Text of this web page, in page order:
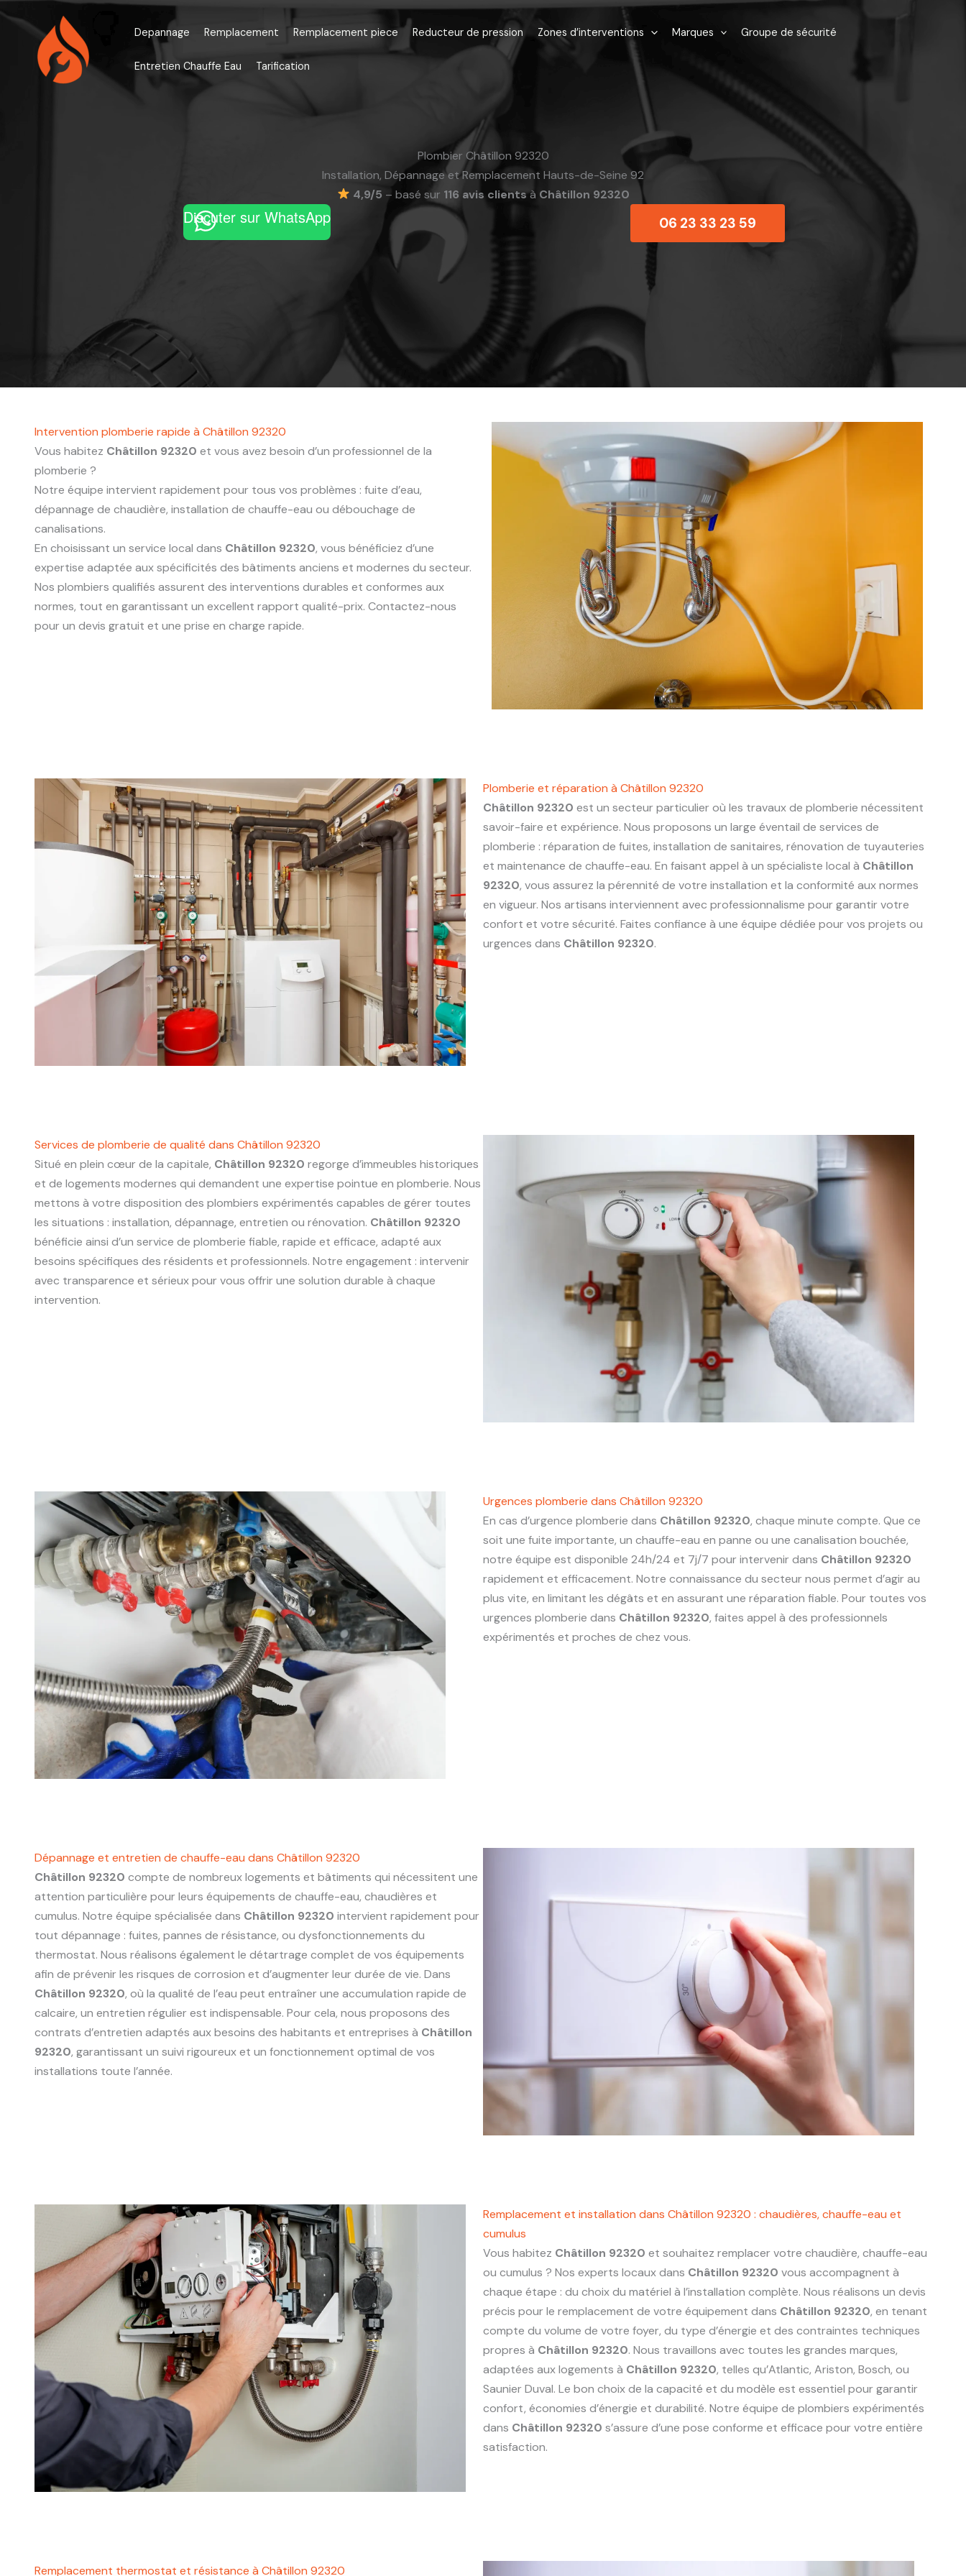
Aller
contenu
Depannage Remplacement Remplacement piece Reducteur de pression Zones d’interventions Marques Groupe de sécurité
Entretien Chauffe Eau Tarification
Plombier Châtillon 92320
Installation, Dépannage et Remplacement Hauts-de-Seine 92
4,9/5 – basé sur 116 avis clientsà Châtillon 92320
Discuter sur WhatsApp 06 23 33 23 59
Intervention plomberie rapide à Châtillon 92320
Vous habitez Châtillon 92320 et vous avez besoin d’un professionnel de la
plomberie ?
Notre équipe intervient rapidement pour tous vos problèmes : fuite d’eau,
dépannage de chaudière, installation de chauffe-eau ou débouchage de
canalisations.
En choisissant un service local dans Châtillon 92320, vous bénéficiez d’une
expertise adaptée aux spécificités des bâtiments anciens et modernes du secteur.
Nos plombiers qualifiés assurent des interventions durables et conformes aux
normes, tout en garantissant un excellent rapport qualité-prix. Contactez-nous
pour un devis gratuit et une prise en charge rapide.
Plomberie et réparation à Châtillon 92320
Châtillon 92320 est un secteur particulier où les travaux de plomberie nécessitent
savoir-faire et expérience. Nous proposons un large éventail de services de
plomberie : réparation de fuites, installation de sanitaires, rénovation de tuyauteries
et maintenance de chauffe-eau. En faisant appel à un spécialiste local à Châtillon
92320, vous assurez la pérennité de votre installation et la conformité aux normes
en vigueur. Nos artisans interviennent avec professionnalisme pour garantir votre
confort et votre sécurité. Faites confiance à une équipe dédiée pour vos projets ou
urgences dans Châtillon 92320.
Services de plomberie de qualité dans Châtillon 92320
Situé en plein cœur de la capitale, Châtillon 92320 regorge d’immeubles historiques
et de logements modernes qui demandent une expertise pointue en plomberie. Nous
mettons à votre disposition des plombiers expérimentés capables de gérer toutes
les situations : installation, dépannage, entretien ou rénovation. Châtillon 92320
bénéficie ainsi d’un service de plomberie fiable, rapide et efficace, adapté aux
besoins spécifiques des résidents et professionnels. Notre engagement : intervenir
avec transparence et sérieux pour vous offrir une solution durable à chaque
intervention.
Urgences plomberie dans Châtillon 92320
En cas d’urgence plomberie dans Châtillon 92320, chaque minute compte. Que ce
soit une fuite importante, un chauffe-eau en panne ou une canalisation bouchée,
notre équipe est disponible 24h/24 et 7j/7 pour intervenir dans Châtillon 92320
rapidement et efficacement. Notre connaissance du secteur nous permet d’agir au
plus vite, en limitant les dégâts et en assurant une réparation fiable. Pour toutes vos
urgences plomberie dans Châtillon 92320, faites appel à des professionnels
expérimentés et proches de chez vous.
Dépannage et entretien de chauffe-eau dans Châtillon 92320
Châtillon 92320 compte de nombreux logements et bâtiments qui nécessitent une
attention particulière pour leurs équipements de chauffe-eau, chaudières et
cumulus. Notre équipe spécialisée dans Châtillon 92320 intervient rapidement pour
tout dépannage : fuites, pannes de résistance, ou dysfonctionnements du
thermostat. Nous réalisons également le détartrage complet de vos équipements
afin de prévenir les risques de corrosion et d’augmenter leur durée de vie. Dans
Châtillon 92320, où la qualité de l’eau peut entraîner une accumulation rapide de
calcaire, un entretien régulier est indispensable. Pour cela, nous proposons des
contrats d’entretien adaptés aux besoins des habitants et entreprises à Châtillon
92320, garantissant un suivi rigoureux et un fonctionnement optimal de vos
installations toute l’année.
Remplacement et installation dans Châtillon 92320 : chaudières, chauffe-eau et
cumulus
Vous habitez Châtillon 92320 et souhaitez remplacer votre chaudière, chauffe-eau
ou cumulus ? Nos experts locaux dans Châtillon 92320 vous accompagnent à
chaque étape : du choix du matériel à l’installation complète. Nous réalisons un devis
précis pour le remplacement de votre équipement dans Châtillon 92320, en tenant
compte du volume de votre foyer, du type d’énergie et des contraintes techniques
propres à Châtillon 92320. Nous travaillons avec toutes les grandes marques,
adaptées aux logements à Châtillon 92320, telles qu’Atlantic, Ariston, Bosch, ou
Saunier Duval. Le bon choix de la capacité et du modèle est essentiel pour garantir
confort, économies d’énergie et durabilité. Notre équipe de plombiers expérimentés
dans Châtillon 92320 s’assure d’une pose conforme et efficace pour votre entière
satisfaction.
Remplacement thermostat et résistance à Châtillon 92320